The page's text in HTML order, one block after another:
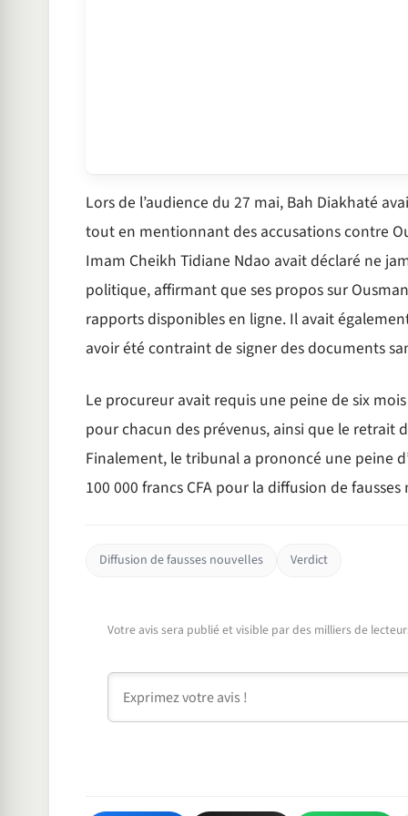
Lors de l’audience du 27 mai, Bah Diakhaté
tout en mentionnant des accusations contre
Imam Cheikh Tidiane Ndao avait déclaré ne
politique, affirmant que ses propos sur
rapports disponibles en ligne. Il avait
avoir été contraint de signer des documents
Le procureur avait requis une peine de six
pour chacun des prévenus, ainsi que le retrait
Finalement, le tribunal a prononcé une peine
100 000 francs CFA pour la diffusion de fausses
Diffusion de fausses nouvelles Verdict
Votre avis sera publié et visible par des milliers de